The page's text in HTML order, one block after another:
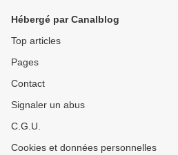
Hébergé par Canalblog
Top articles
Pages
Contact
Signaler un abus
C.G.U.
Cookies et données personnelles